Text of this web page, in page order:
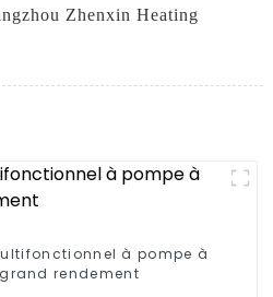
Zhenxin Heating
à pompe à
rendement